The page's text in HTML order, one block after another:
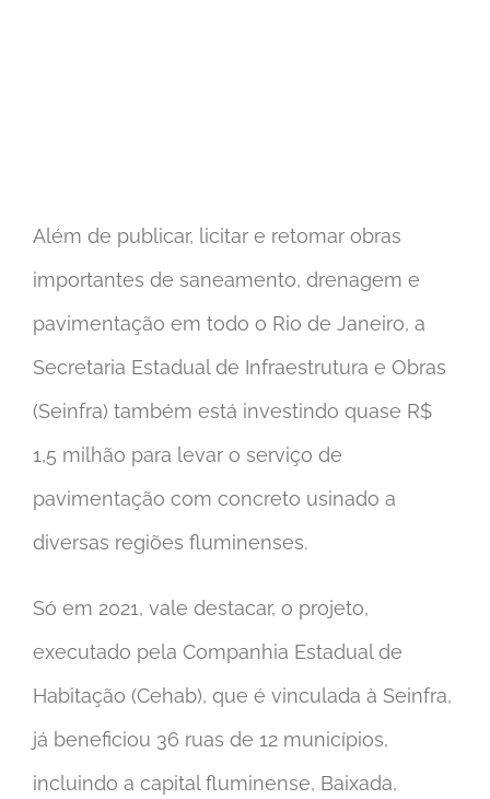
Além de publicar, licitar e retomar obras
importantes de saneamento, drenagem e
pavimentação em todo o Rio de Janeiro, a
Secretaria Estadual de Infraestrutura e Obras
(Seinfra) também está investindo quase R$
1,5 milhão para levar o serviço de
pavimentação com concreto usinado a
diversas regiões fluminenses.
Só em 2021, vale destacar, o projeto,
executado pela Companhia Estadual de
Habitação (Cehab), que é vinculada à Seinfra,
já beneficiou 36 ruas de 12 municípios,
incluindo a capital fluminense, Baixada,